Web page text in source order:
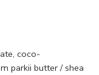
coco-
parkii butter / shea